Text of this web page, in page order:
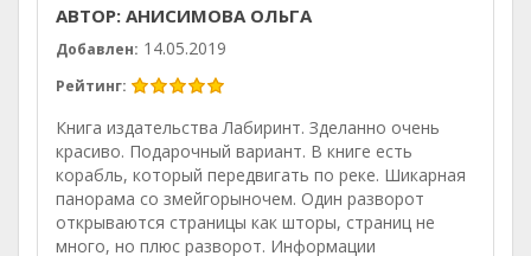
АВТОР: АНИСИМОВА ОЛЬГА
Добавлен: 14.05.2019
Рейтинг:
Книга издательства Лабиринт. Зделанно очень
красиво. Подарочный вариант. В книге есть
корабль, который передвигать по реке. Шикарная
панорама со змейгорыночем. Один разворот
открываются страницы как шторы, страниц не
много, но плюс разворот. Информации